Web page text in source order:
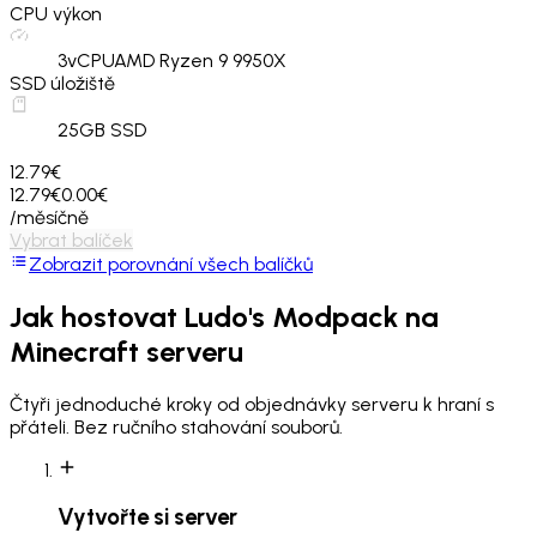
CPU výkon
3vCPUAMD Ryzen 9 9950X
SSD úložiště
25GB SSD
12.79€
12.79€0.00€
/měsíčně
Vybrat balíček
Zobrazit porovnání všech balíčků
Jak hostovat Ludo's Modpack na
Minecraft serveru
Čtyři jednoduché kroky od objednávky serveru k hraní s
přáteli. Bez ručního stahování souborů.
Vytvořte si server